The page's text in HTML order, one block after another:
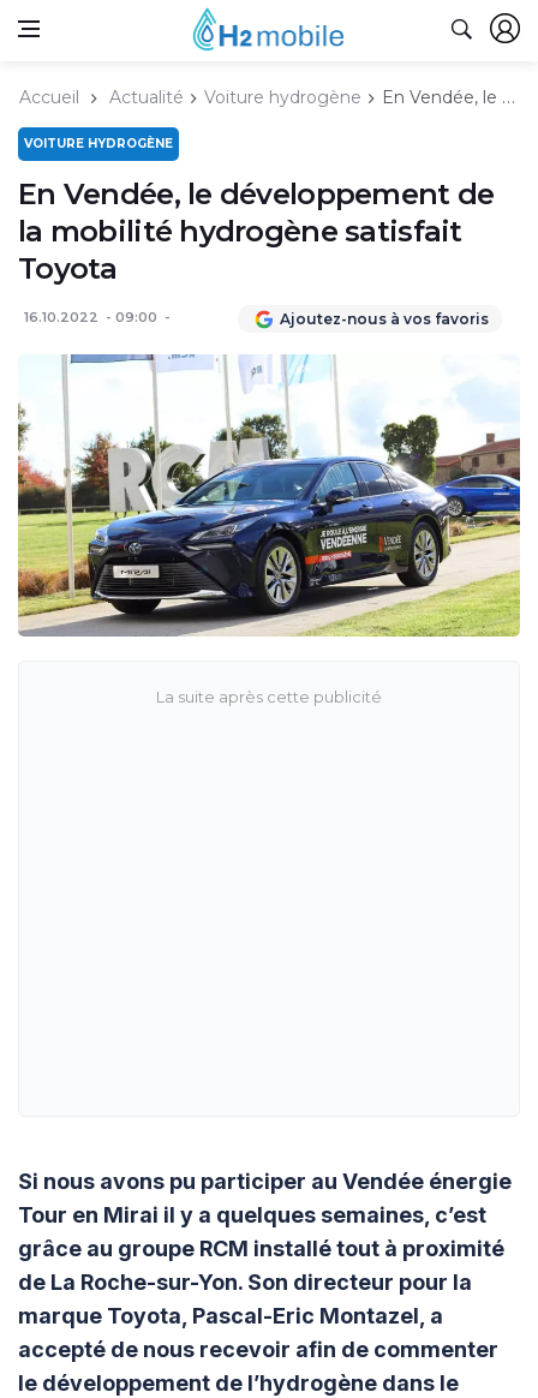
Accueil Actualité Voiture hydrogène En Vendée, le développement de la mobilité hydrogène satisfait Toyota
VOITURE HYDROGÈNE
En Vendée, le développement de
la mobilité hydrogène satisfait
Toyota
16.10.2022 09:00 Ajoutez-nous à vos favoris
Si nous avons pu participer au Vendée énergie
Tour en Mirai il y a quelques semaines, c’est
grâce au groupe RCM installé tout à proximité
de La Roche-sur-Yon. Son directeur pour la
marque Toyota, Pascal-Eric Montazel, a
accepté de nous recevoir afin de commenter
le développement de l’hydrogène dans le